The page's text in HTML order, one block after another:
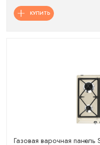
КУПИТЬ
Газовая варочная